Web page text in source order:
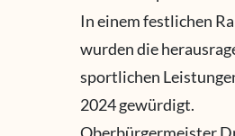
In einem festlichen
wurden die
sportlichen
2024 gewürdigt.